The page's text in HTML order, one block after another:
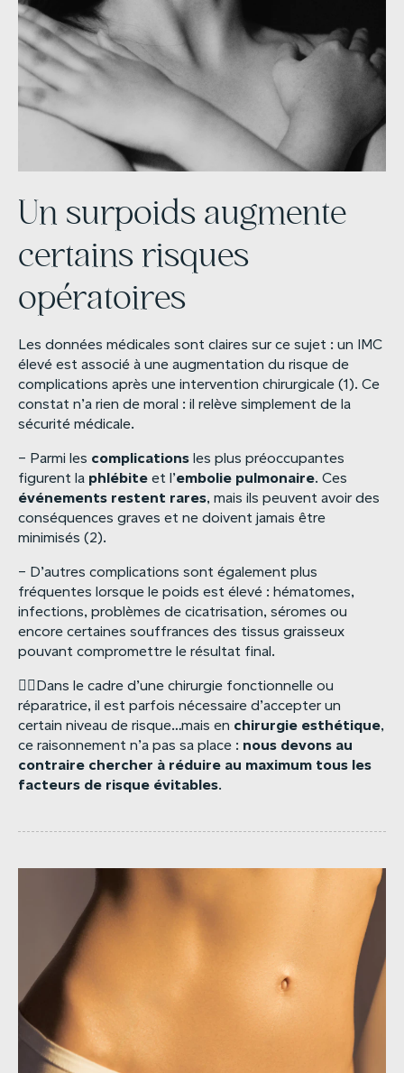
Un surpoids augmente
certains risques
opératoires
Les données médicales sont claires sur ce sujet : un IMC
élevé est associé à une augmentation du risque de
complications après une intervention chirurgicale (1). Ce
constat n’a rien de moral : il relève simplement de la
sécurité médicale.
– Parmi les complications les plus préoccupantes
figurent la phlébite et l’embolie pulmonaire. Ces
événements restent rares, mais ils peuvent avoir des
conséquences graves et ne doivent jamais être
minimisés (2).
– D’autres complications sont également plus
fréquentes lorsque le poids est élevé : hématomes,
infections, problèmes de cicatrisation, séromes ou
encore certaines souffrances des tissus graisseux
pouvant compromettre le résultat final.
☝🏻Dans le cadre d’une chirurgie fonctionnelle ou
réparatrice, il est parfois nécessaire d’accepter un
certain niveau de risque…mais en chirurgie esthétique,
ce raisonnement n’a pas sa place : nous devons au
contraire chercher à réduire au maximum tous les
facteurs de risque évitables.